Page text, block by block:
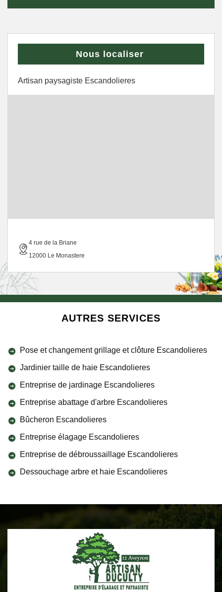
Nous localiser
Artisan paysagiste Escandolieres
4 rue de la Briane
12000 Le Monastere
AUTRES SERVICES
Pose et changement grillage et clôture Escandolieres
Jardinier taille de haie Escandolieres
Entreprise de jardinage Escandolieres
Entreprise abattage d'arbre Escandolieres
Bûcheron Escandolieres
Entreprise élagage Escandolieres
Entreprise de débroussaillage Escandolieres
Dessouchage arbre et haie Escandolieres